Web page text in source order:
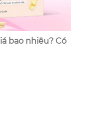
bao nhiêu? Có